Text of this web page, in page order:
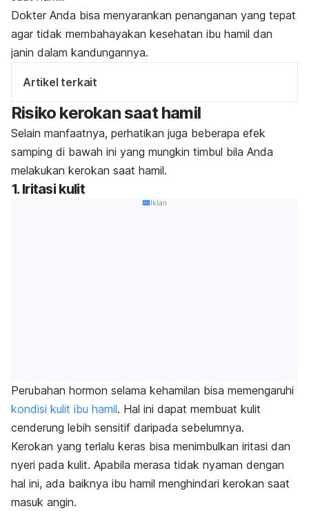
Dokter Anda bisa menyarankan penanganan yang tepat
agar tidak membahayakan kesehatan ibu hamil dan
janin dalam kandungannya.
Artikel terkait
Risiko kerokan saat hamil
Selain manfaatnya, perhatikan juga beberapa efek
samping di bawah ini yang mungkin timbul bila Anda
melakukan kerokan saat hamil.
1. Iritasi kulit
Iklan
Perubahan hormon selama kehamilan bisa memengaruhi
kondisi kulit ibu hamil. Hal ini dapat membuat kulit
cenderung lebih sensitif daripada sebelumnya.
Kerokan yang terlalu keras bisa menimbulkan iritasi dan
nyeri pada kulit. Apabila merasa tidak nyaman dengan
hal ini, ada baiknya ibu hamil menghindari kerokan saat
masuk angin.